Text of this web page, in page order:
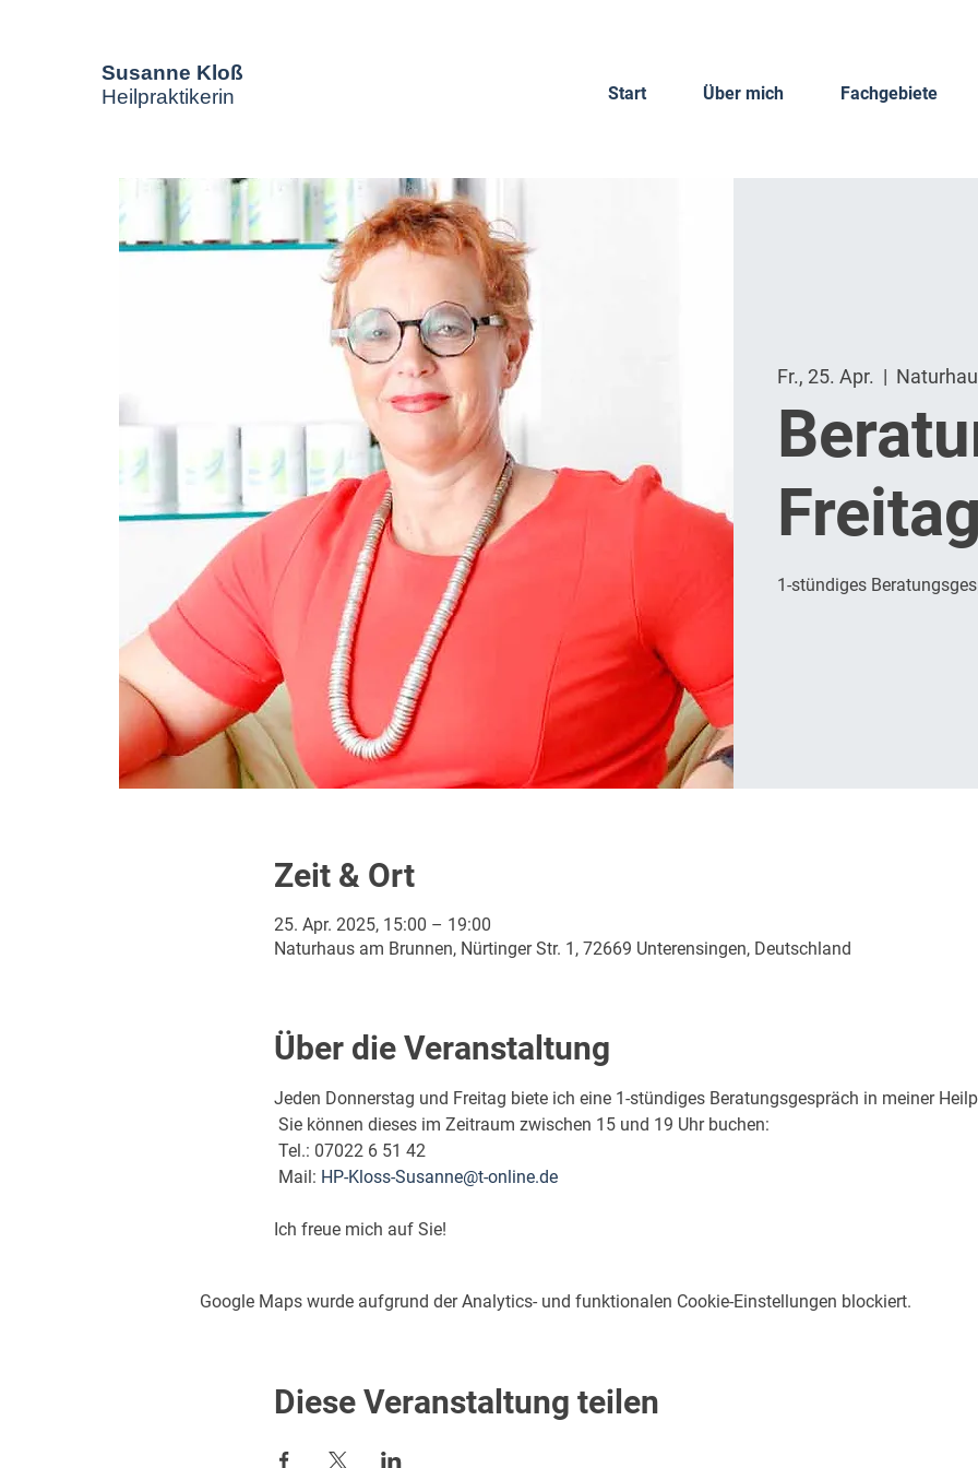
Susanne Kloß
Heilpraktikerin
Start Über mich Fachgebiete
Fr., 25. Apr.
  |
Freitag
1-stündiges
Zeit & Ort
25. Apr. 2025, 15:00 – 19:00
Naturhaus am Brunnen, Nürtinger Str. 1, 72669 Unterensingen, Deutschland
Über die Veranstaltung
Jeden Donnerstag und Freitag biete ich eine 1-stündiges Beratungsgespräch in meiner
Sie können dieses im Zeitraum zwischen 15 und 19 Uhr buchen:
Tel.: 07022 6 51 42
Mail: HP-Kloss-Susanne@t-online.de
Ich freue mich auf Sie!
Google Maps wurde aufgrund der Analytics- und funktionalen Cookie-Einstellungen blockiert.
Diese Veranstaltung teilen